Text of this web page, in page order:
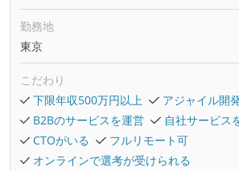
勤務地
東京
こだわり
下限年収500万円以上
アジャイル開
B2Bのサービスを運営
自社サービス
CTOがいる
フルリモート可
オンラインで選考が受けられる